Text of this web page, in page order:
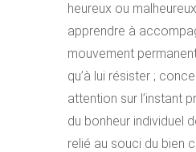
heureux ou
apprendre à
mouvement
qu’à lui résister ;
attention sur l’instant
du bonheur individuel
relié au souci du bien